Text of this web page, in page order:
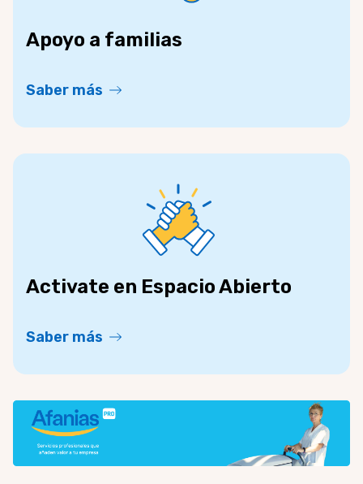
Apoyo a familias
Saber más
Activate en Espacio Abierto
Saber más